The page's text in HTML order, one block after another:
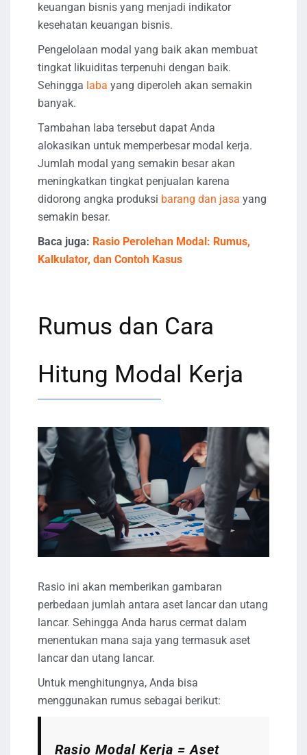
keuangan bisnis yang menjadi indikator
kesehatan keuangan bisnis.
Pengelolaan modal yang baik akan membuat
tingkat likuiditas terpenuhi dengan baik.
Sehingga laba yang diperoleh akan semakin
banyak.
Tambahan laba tersebut dapat Anda
alokasikan untuk memperbesar modal kerja.
Jumlah modal yang semakin besar akan
meningkatkan tingkat penjualan karena
didorong angka produksi barang dan jasa yang
semakin besar.
Baca juga: Rasio Perolehan Modal: Rumus,
Kalkulator, dan Contoh Kasus
Rumus dan Cara
Hitung Modal Kerja
Rasio ini akan memberikan gambaran
perbedaan jumlah antara aset lancar dan utang
lancar. Sehingga Anda harus cermat dalam
menentukan mana saja yang termasuk aset
lancar dan utang lancar.
Untuk menghitungnya, Anda bisa
menggunakan rumus sebagai berikut:
Rasio Modal Kerja = Aset